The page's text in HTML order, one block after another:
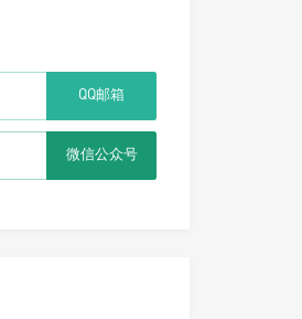
QQ邮箱
微信公众号